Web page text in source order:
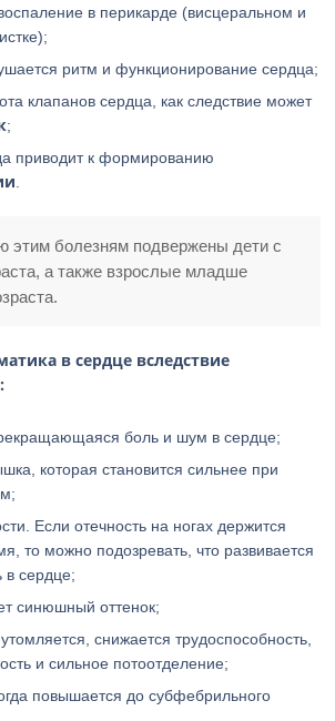
в перикарде (висцеральном и
ритм и функционирование сердца;
клапанов сердца, как следствие может
;
приводит к формированию
этим болезням подвержены дети с
а также взрослые младше
в сердце вследствие
боль и шум в сердце;
которая становится сильнее при
Если отечность на ногах держится
то можно подозревать, что развивается
в сердце;
синюшный оттенок;
снижается трудоспособность,
и сильное потоотделение;
повышается до субфебрильного